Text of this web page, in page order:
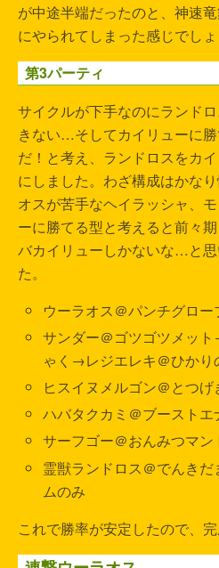
が中途半端だったのと、神速
にやられてしまった感じでしょ
第3パーティ
サイクルが下手なのにランド
きない…そしてカイリューに
だ！と考え、ランドロスをカ
にしました。わざ構成はかな
オスが苦手なヘイラッシャ、
ーに勝てる型と考えると前々
バカイリューしかないな…と
た。
ウーラオス＠パンチグロー
サンダー＠ゴツゴツメッ
ゃく→レジエレキ＠ひかり
ヒスイヌメルゴン＠とつげ
ハバタクカミ＠ブーストエ
サーフゴー＠おんみつマン
霊獣ランドロス＠でんき
ムのみ
これで勝率が安定したので、完